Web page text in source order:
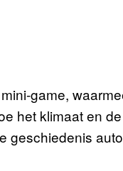
game,
het klimaat en
geschiedenis